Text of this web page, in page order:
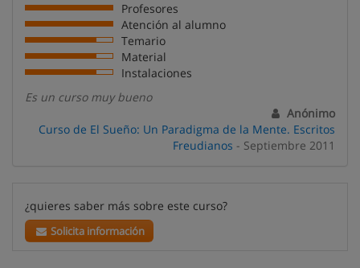
Profesores
Atención al alumno
Temario
Material
Instalaciones
Es un curso muy bueno
Anónimo
Curso de El Sueño: Un Paradigma de la Mente. Escritos
Freudianos - Septiembre 2011
¿quieres saber más sobre este curso?
Solicita información